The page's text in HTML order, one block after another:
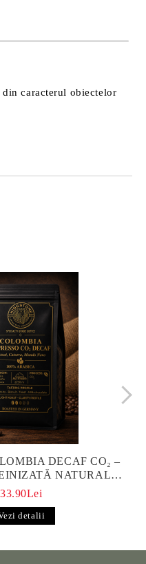
caracterul obiectelor
DECAF CO₂ –
NATURALĂ |
33.90Lei
detalii